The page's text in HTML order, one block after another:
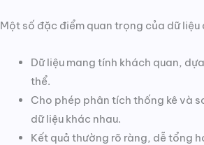
Một số đặc điểm quan trọng của dữ
Dữ liệu mang tính khách quan,
thể.
Cho phép phân tích thống kê và
dữ liệu khác nhau.
Kết quả thường rõ ràng, dễ tổng